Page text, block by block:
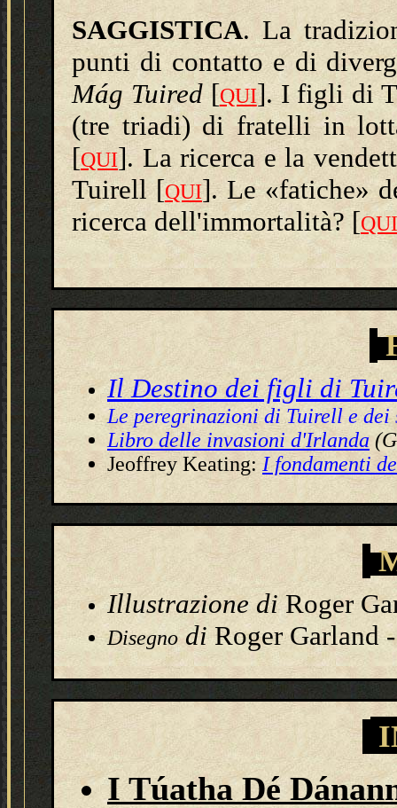
SAGGISTICA. La
punti di contatto e di
Mág Tuired[QUI]. I figli di
(tre triadi) di fratelli in
[QUI]. La ricerca e la
Tuirell [QUI]. Le «fatiche»
ricerca dell'immortalità? [QUI
Il Destino dei figli di
Le peregrinazioni di Tuirell e
Libro delle invasioni d'Irlanda
Jeoffrey Keating: I fondamenti
IllustrazionediRoger
DisegnodiRoger Garland
I Túatha Dé